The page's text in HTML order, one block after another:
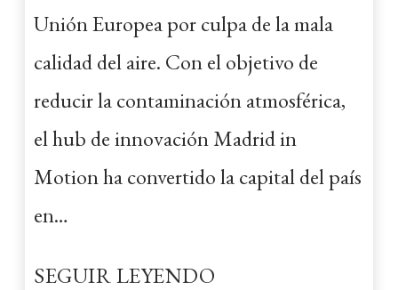
Unión Europea por culpa de la mala
calidad del aire. Con el objetivo de
reducir la contaminación atmosférica,
el hub de innovación Madrid in
Motion ha convertido la capital del país
en…
SEGUIR LEYENDO